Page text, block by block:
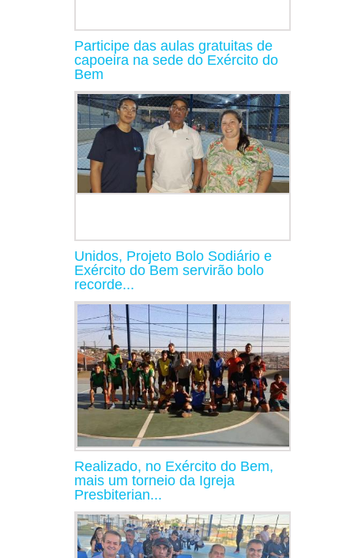
Participe das aulas gratuitas de
capoeira na sede do Exército do
Bem
Unidos, Projeto Bolo Sodiário e
Exército do Bem servirão bolo
recorde...
Realizado, no Exército do Bem,
mais um torneio da Igreja
Presbiterian...